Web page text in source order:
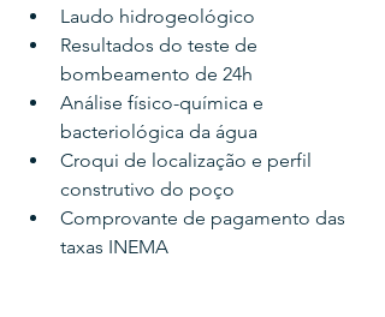
Laudo hidrogeológico
Resultados do teste de
bombeamento de 24h
Análise físico-química e
bacteriológica da água
Croqui de localização e perfil
construtivo do poço
Comprovante de pagamento das
taxas INEMA